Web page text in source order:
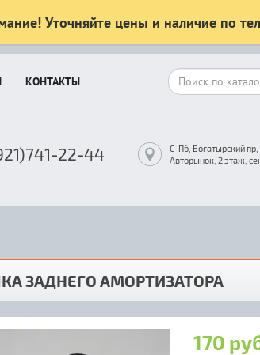
Уточняйте цены и наличие по
КОНТАКТЫ
22-44
С-Пб, Богатырский пр,
Авторынок, 2 этаж,
ЗАДНЕГО АМОРТИЗАТОРА
170